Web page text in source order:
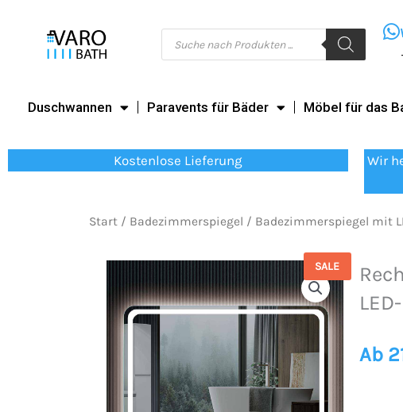
springen
Products
search
Duschwannen Paravents für Bäder Möbel für das
Kostenlose Lieferung
Wir
Start / Badezimmerspiegel / Badezimmerspiegel mit
SALE
Ab